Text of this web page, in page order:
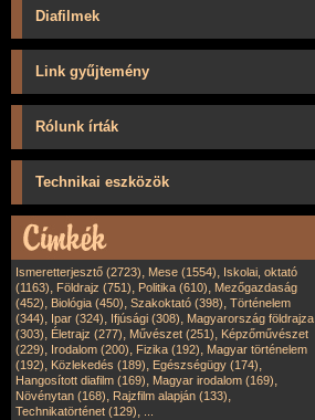
Diafilmek
Link gyűjtemény
Rólunk írták
Technikai eszközök
Ismeretterjesztő (2723), Mese (1554), Iskolai, oktató
(1163), Földrajz (751), Politika (610), Mezőgazdaság
(452), Biológia (450), Szakoktató (398), Történelem
(344), Ipar (324), Ifjúsági (308), Magyarország földrajza
(303), Életrajz (277), Művészet (251), Képzőművészet
(229), Irodalom (200), Fizika (192), Magyar történelem
(192), Közlekedés (189), Egészségügy (174),
Hangosított diafilm (169), Magyar irodalom (169),
Növénytan (168), Rajzfilm alapján (133),
Technikatörténet (129),